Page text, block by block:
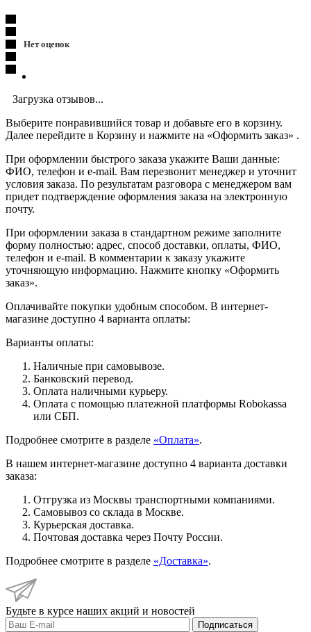
Нет оценок
Загрузка отзывов...
Выберите понравившийся товар и добавьте его в корзину.
Далее перейдите в Корзину и нажмите на «Оформить заказ» .
При оформлении быстрого заказа укажите Ваши данные:
ФИО, телефон и e-mail. Вам перезвонит менеджер и уточнит
условия заказа. По результатам разговора с менеджером вам
придет подтверждение оформления заказа на электронную
почту.
При оформлении заказа в стандартном режиме заполните
форму полностью: адрес, способ доставки, оплаты, ФИО,
телефон и e-mail. В комментарии к заказу укажите
уточняющую информацию. Нажмите кнопку «Оформить
заказ».
Оплачивайте покупки удобным способом. В интернет-
магазине доступно 4 варианта оплаты:
Варианты оплаты:
Наличные при самовывозе.
Банковский перевод.
Оплата наличными курьеру.
Оплата с помощью платежной платформы Robokassa
или СБП.
Подробнее смотрите в разделе «Оплата».
В нашем интернет-магазине доступно 4 варианта доставки
заказа:
Отгрузка из Москвы транспортными компаниями.
Самовывоз со склада в Москве.
Курьерская доставка.
Почтовая доставка через Почту России.
Подробнее смотрите в разделе «Доставка».
Будьте в курсе наших акций и новостей
Подписаться